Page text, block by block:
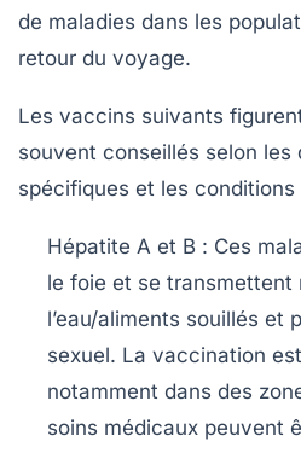
de maladies dans les
retour du voyage.
Les vaccins suivants
souvent conseillés selon les
spécifiques et les conditions
Hépatite A et B : Ces
le foie et se
l’eau/aliments souillés et
sexuel. La vaccination
notamment dans des
soins médicaux peuvent